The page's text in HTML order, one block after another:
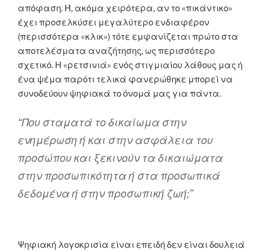
απόφαση. Ή, ακόμα χειρότερα, αν το «πικάντικο»
έχει προσελκύσει μεγαλύτερο ενδιαφέρον
(περισσότερα «κλικ») τότε εμφανίζεται πρώτο στα
αποτελέσματα αναζήτησης, ως περισσότερο
σχετικό. Η «ρετσινιά» ενός στιγμιαίου λάθους μας ή
ένα ψέμα παρότι τελικά φανερώθηκε μπορεί να
συνοδεύουν ψηφιακά το όνομά μας για πάντα.
“Που σταματά το δικαίωμα στην
ενημέρωση ή και στην ασφάλεια του
προσώπου και ξεκινούν τα δικαιώματα
στην προσωπικότητα ή στα προσωπικά
δεδομένα ή στην προσωπική ζωή;”
Ψηφιακή λογοκρισία είναι επειδή δεν είναι δουλειά